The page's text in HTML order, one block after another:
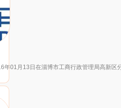
年01月13日在淄博市工商行政管理局高新区